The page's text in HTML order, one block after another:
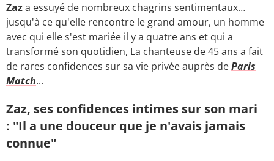
Zaza essuyé de nombreux chagrins sentimentaux…
jusqu'à ce qu'elle rencontre le grand amour, un homme
avec qui elle s'est mariée il y a quatre ans et qui a
transformé son quotidien, La chanteuse de 45 ans a fait
de rares confidences sur sa vie privée auprès deParis
Match...
Zaz, ses confidences intimes sur son mari
: "Il a une douceur que je n'avais jamais
connue"